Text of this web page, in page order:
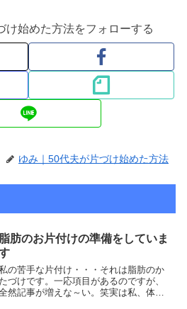
け始めた方法をフォローする
ゆみ｜50代夫が片づけ始めた方法
脂肪のお片付けの準備をしていま
の苦手な片付け・・・それは脂肪のか
たづけです。一応項目があるのですが、
然記事が増えな～い。笑実は私、体脂